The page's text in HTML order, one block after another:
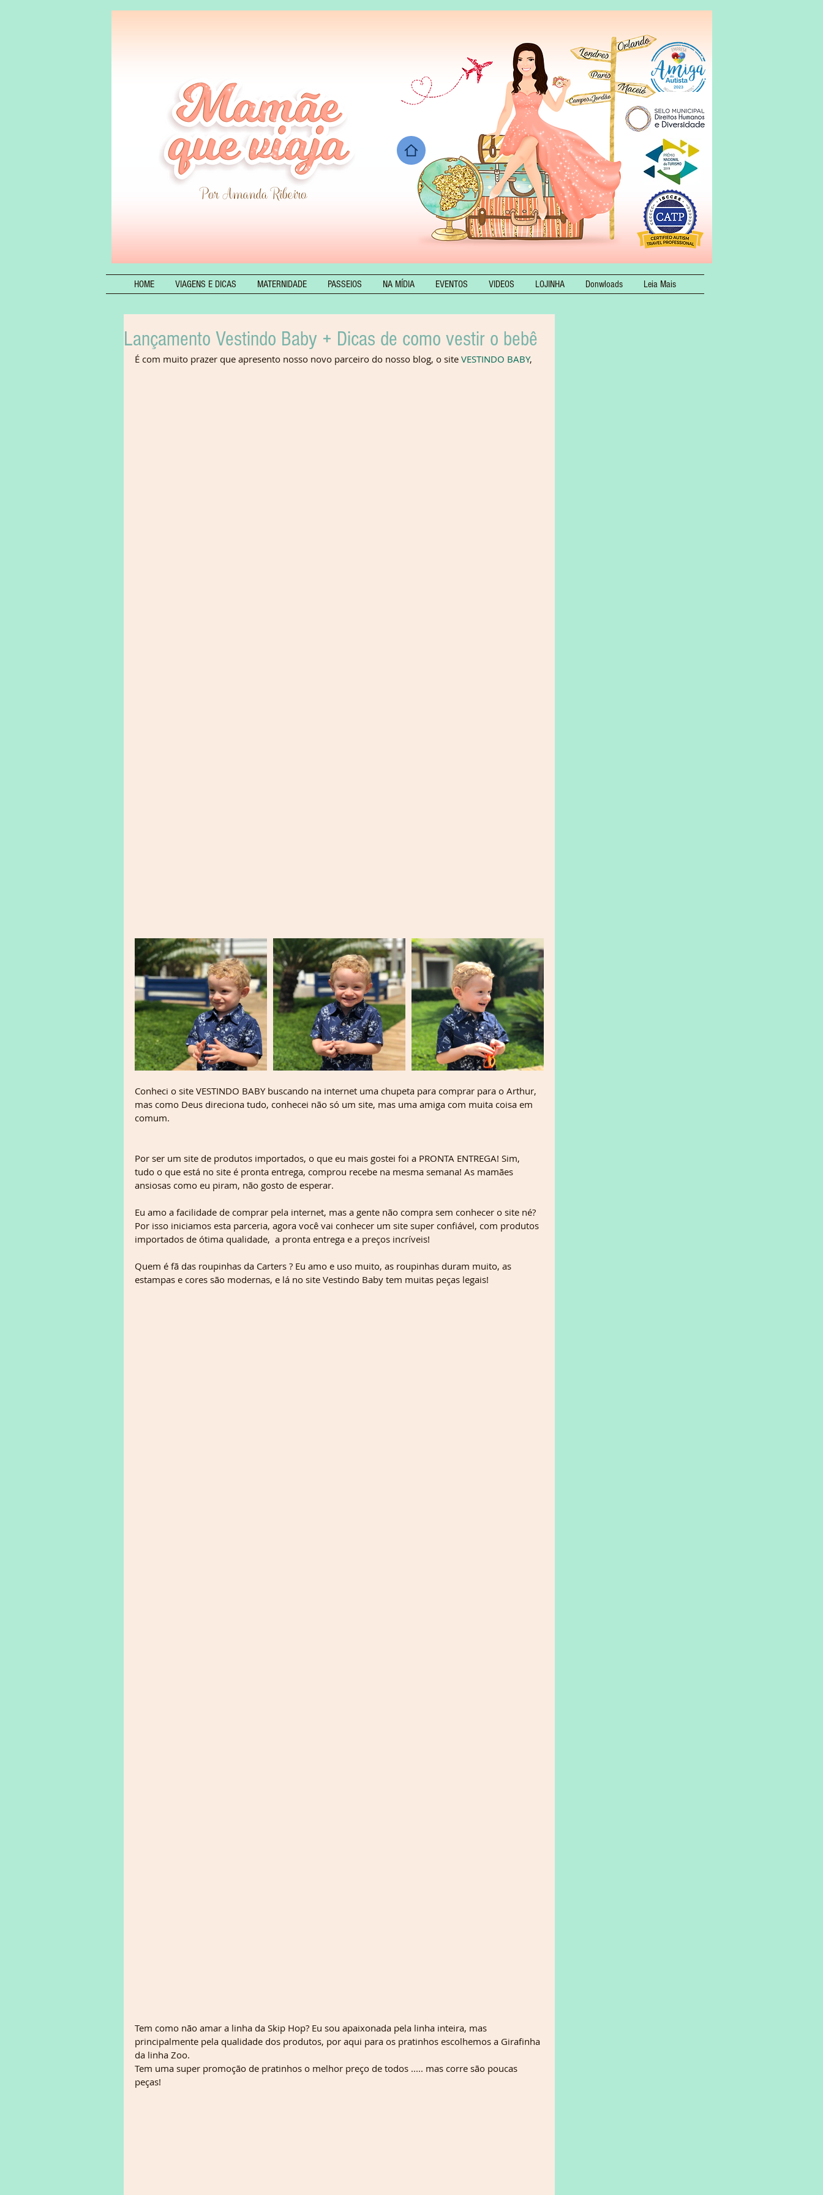
HOME VIAGENS E DICAS MATERNIDADE PASSEIOS NA MÍDIA EVENTOS VIDEOS LOJINHA Donwloads Leia Mais
Lançamento Vestindo Baby + Dicas de como vestir o bebê
É com muito prazer que apresento nosso novo parceiro do nosso blog, o site VESTINDO BABY,
Conheci o site VESTINDO BABY buscando na internet uma chupeta para comprar para o Arthur,
mas como Deus direciona tudo, conhecei não só um site, mas uma amiga com muita coisa em
comum.
Por ser um site de produtos importados, o que eu mais gostei foi a PRONTA ENTREGA! Sim,
tudo o que está no site é pronta entrega, comprou recebe na mesma semana! As mamães
ansiosas como eu piram, não gosto de esperar.
Eu amo a facilidade de comprar pela internet, mas a gente não compra sem conhecer o site né?
Por isso iniciamos esta parceria, agora você vai conhecer um site super confiável, com produtos
importados de ótima qualidade,  a pronta entrega e a preços incríveis!
Quem é fã das roupinhas da Carters ? Eu amo e uso muito, as roupinhas duram muito, as
estampas e cores são modernas, e lá no site Vestindo Baby tem muitas peças legais!
Tem como não amar a linha da Skip Hop? Eu sou apaixonada pela linha inteira, mas
principalmente pela qualidade dos produtos, por aqui para os pratinhos escolhemos a Girafinha
da linha Zoo.
Tem uma super promoção de pratinhos o melhor preço de todos ..... mas corre são poucas
peças!